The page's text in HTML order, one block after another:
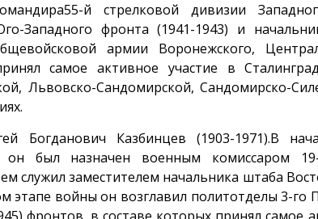
й стрелковой дивизии
Западного фронта (1941-1943) и
армии Воронежского,
самое активное участие в
Львовско-Сандомирской, Сандомирско-
Богданович Казбинцев (1903-1971).В
он был назначен военным комиссаром
служил заместителем начальника штаба
этапе войны он возглавил политотделы 3-го